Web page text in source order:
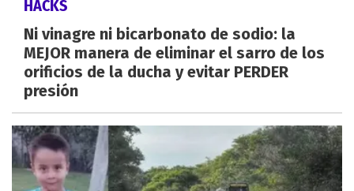
HACKS
Ni vinagre ni bicarbonato de sodio: la
MEJOR manera de eliminar el sarro de los
orificios de la ducha y evitar PERDER
presión